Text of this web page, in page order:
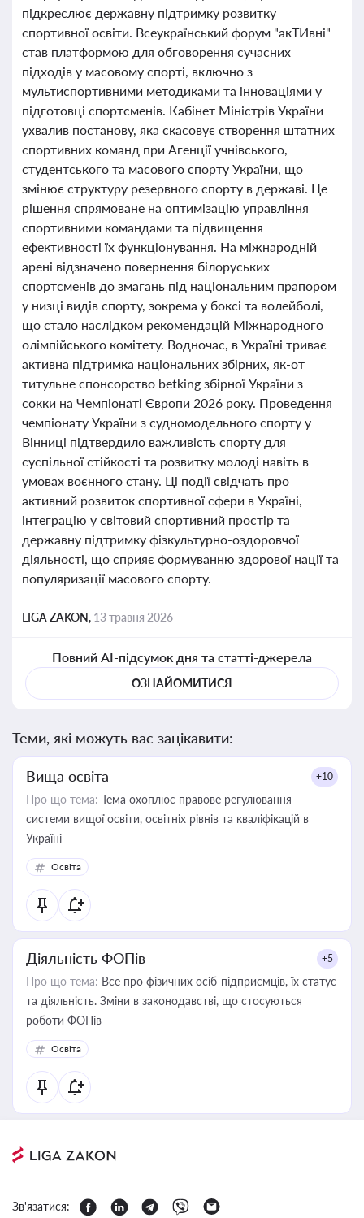
підкреслює державну підтримку розвитку
спортивної освіти. Всеукраїнський форум "акТИвні"
став платформою для обговорення сучасних
підходів у масовому спорті, включно з
мультиспортивними методиками та інноваціями у
підготовці спортсменів. Кабінет Міністрів України
ухвалив постанову, яка скасовує створення штатних
спортивних команд при Агенції учнівського,
студентського та масового спорту України, що
змінює структуру резервного спорту в державі. Це
рішення спрямоване на оптимізацію управління
спортивними командами та підвищення
ефективності їх функціонування. На міжнародній
арені відзначено повернення білоруських
спортсменів до змагань під національним прапором
у низці видів спорту, зокрема у боксі та волейболі,
що стало наслідком рекомендацій Міжнародного
олімпійського комітету. Водночас, в Україні триває
активна підтримка національних збірних, як-от
титульне спонсорство betking збірної України з
сокки на Чемпіонаті Європи 2026 року. Проведення
чемпіонату України з судномодельного спорту у
Вінниці підтвердило важливість спорту для
суспільної стійкості та розвитку молоді навіть в
умовах воєнного стану. Ці події свідчать про
активний розвиток спортивної сфери в Україні,
інтеграцію у світовий спортивний простір та
державну підтримку фізкультурно-оздоровчої
діяльності, що сприяє формуванню здорової нації та
популяризації масового спорту.
LIGA ZAKON, 13 травня 2026
Повний AI-підсумок дня та статті-джерела
ОЗНАЙОМИТИСЯ
Теми, які можуть вас зацікавити:
Вища освіта +10
Про що тема: Тема охоплює правове регулювання
системи вищої освіти, освітніх рівнів та кваліфікацій в
Україні
Освіта
Діяльність ФОПів +5
Про що тема: Все про фізичних осіб-підприємців, їх статус
та діяльність. Зміни в законодавстві, що стосуються
роботи ФОПів
Освіта
Зв'язатися: